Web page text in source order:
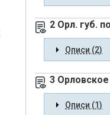
2 Орл. губ.
Описи (2)
3 Орловское
Описи (1)